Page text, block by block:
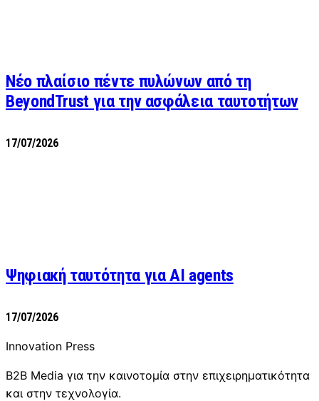
Νέο πλαίσιο πέντε πυλώνων από τη
BeyondTrust για την ασφάλεια ταυτοτήτων
17/07/2026
Ψηφιακή ταυτότητα για AI agents
17/07/2026
Innovation Press
B2B Media για την καινοτομία στην επιχειρηματικότητα
και στην τεχνολογία.